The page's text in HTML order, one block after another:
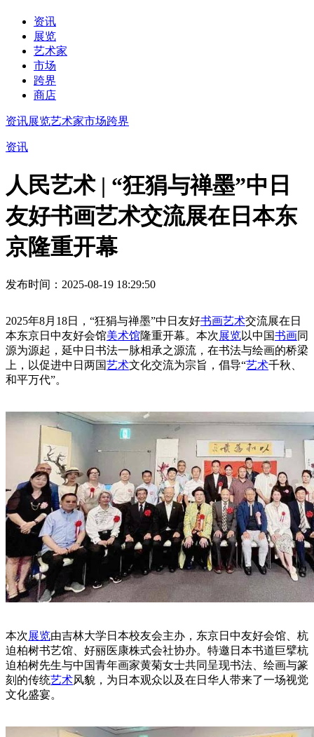
资讯
展览
艺术家
市场
跨界
商店
资讯展览艺术家市场跨界
资讯
人民艺术 | “狂狷与禅墨”中日
友好书画艺术交流展在日本东
京隆重开幕
发布时间：2025-08-19 18:29:50
2025年8月18日，“狂狷与禅墨”中日友好书画艺术交流展在日
本东京日中友好会馆美术馆隆重开幕。本次展览以中国书画同
源为源起，延中日书法一脉相承之源流，在书法与绘画的桥梁
上，以促进中日两国艺术文化交流为宗旨，倡导“艺术千秋、
和平万代”。
本次展览由吉林大学日本校友会主办，东京日中友好会馆、杭
迫柏树书艺馆、好丽医康株式会社协办。特邀日本书道巨擘杭
迫柏树先生与中国青年画家黄菊女士共同呈现书法、绘画与篆
刻的传统艺术风貌，为日本观众以及在日华人带来了一场视觉
文化盛宴。